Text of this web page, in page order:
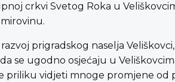
crkvi Svetog Roka u
prigradskog naselja
se ugodno osjećaju u
priliku vidjeti mnoge promjene